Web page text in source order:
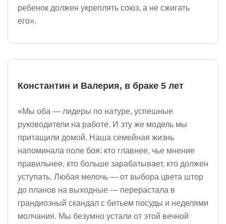
ребенок должен укреплять союз, а не сжигать
его».
Константин и Валерия, в браке 5 лет
«Мы оба — лидеры по натуре, успешные
руководители на работе. И эту же модель мы
притащили домой. Наша семейная жизнь
напоминала поле боя: кто главнее, чье мнение
правильнее, кто больше зарабатывает, кто должен
уступать. Любая мелочь — от выбора цвета штор
до планов на выходные — перерастала в
грандиозный скандал с битьем посуды и неделями
молчания. Мы безумно устали от этой вечной